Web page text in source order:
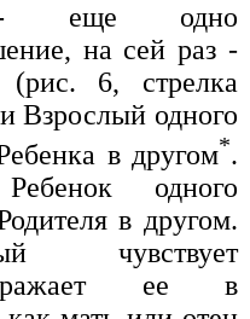
- еще одно
на сей раз -
6, стрелка
Взрослый одного
в другом*.
одного
в другом.
чувствует
ее в